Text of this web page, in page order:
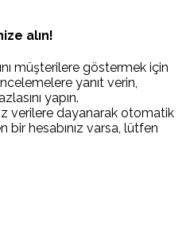
alın!
müşterilere göstermek için
yanıt verin,
yapın.
verilere dayanarak otomatik
bir hesabınız varsa, lütfen